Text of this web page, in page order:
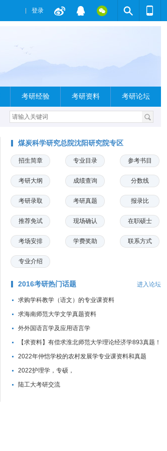
登录
考研经验 考研资料 考研论坛
煤炭科学研究总院沈阳研究院专区
招生简章 专业目录 参考书目
考研大纲 成绩查询 分数线
考研录取 考研真题 报录比
推荐免试 现场确认 在职硕士
考场安排 学费奖助 联系方式
专业介绍
2016考研热门话题 进入论坛
求购学科教学（语文）的专业课资料
求海南师范大学文学真题资料
外外国语言学及应用语言学
【求资料】有偿求淮北师范大学理论经济学893真题！
2022年仲恺学校的农村发展学专业课资料和真题
2022护理学，专硕，
陆工大考研交流